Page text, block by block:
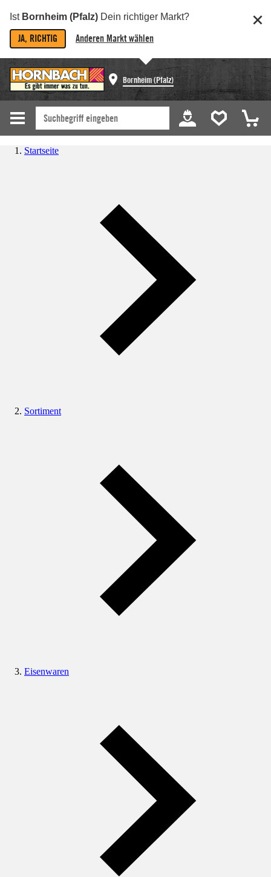
Ist Bornheim (Pfalz) Dein richtiger Markt?
JA, RICHTIG Anderen Markt wählen
Bornheim (Pfalz)
Startseite
Sortiment
Eisenwaren